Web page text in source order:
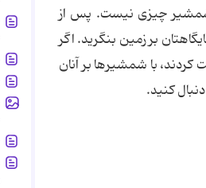
چیزی نیست. پس از
بر زمین بنگرید. اگر
با شمشیرها بر آنان
کنید.